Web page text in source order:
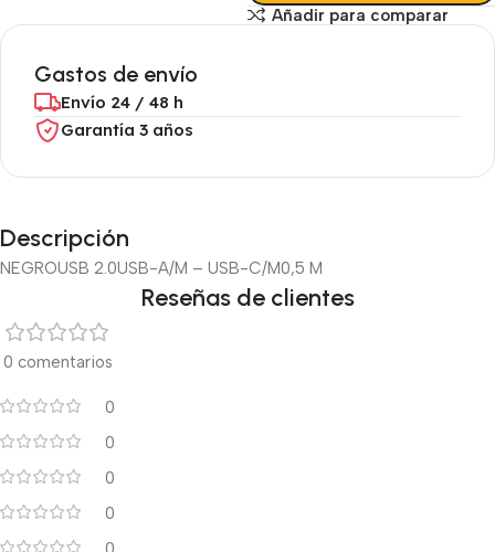
Añadir para comparar
Gastos de envío
Envío 24 / 48 h
Garantía 3 años
Descripción
NEGROUSB 2.0USB-A/M – USB-C/M0,5 M
Reseñas de clientes
0 comentarios
0
0
0
0